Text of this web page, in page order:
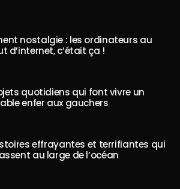
nostalgie : les ordinateurs au
d’internet, c’était ça !
quotidiens qui font vivre un
enfer aux gauchers
effrayantes et terrifiantes qui
au large de l’océan